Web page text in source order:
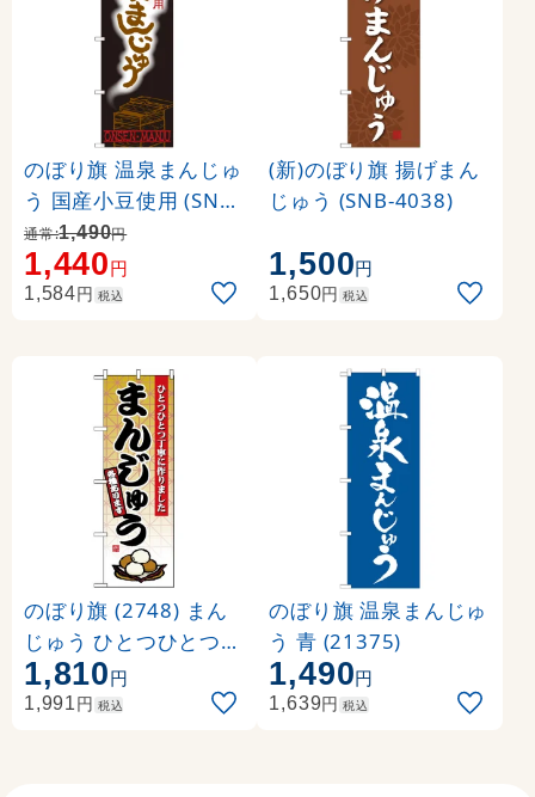
のぼり旗 温泉まんじゅ
う 国産小豆使用 (SNB-
2158)
通常:1,490円
1,440円
1,584円 税込
(新)のぼり旗 揚げまん
じゅう (SNB-4038)
1,500円
1,650円 税込
のぼり旗 (2748) まん
じゅう ひとつひとつ丁
寧に作りました
1,810円
1,991円 税込
のぼり旗 温泉まんじゅ
う 青 (21375)
1,490円
1,639円 税込